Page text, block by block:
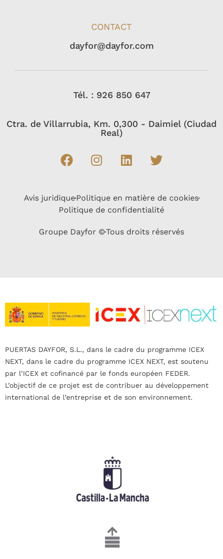
CONTACT
dayfor@dayfor.com
Tél. : 926 850 647
Ctra. de Villarrubia, Km. 0,300 - Daimiel (Ciudad
Real)
Avis juridiquePolitique en matière de cookies
Politique de confidentialité
Groupe Dayfor ©Tous droits réservés
PUERTAS DAYFOR, S.L., dans le cadre du programme ICEX
NEXT, dans le cadre du programme ICEX NEXT, est soutenu
par l’ICEX et cofinancé par le fonds européen FEDER.
L’objectif de ce projet est de contribuer au développement
international de l’entreprise et de son environnement.